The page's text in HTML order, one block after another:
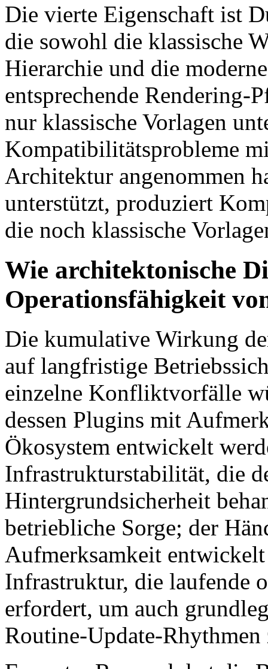
Die vierte Eigenschaft ist
die sowohl die klassische
Hierarchie und die
entsprechende Rendering-
nur klassische Vorlagen
Kompatibilitätsprobleme
Architektur angenommen
unterstützt, produziert
die noch klassische
Wie architektonische
Operationsfähigkeit
Die kumulative Wirkung
auf langfristige
einzelne Konfliktvorfälle
dessen Plugins mit
Ökosystem entwickelt
Infrastrukturstabilität, die
Hintergrundsicherheit
betriebliche Sorge; der
Aufmerksamkeit
Infrastruktur, die laufende
erfordert, um auch
Routine-Update-